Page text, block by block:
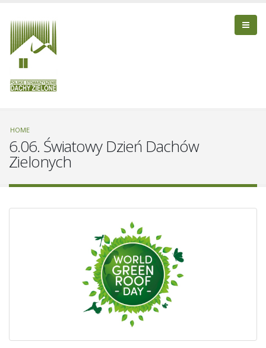
HOME
6.06. Światowy Dzień Dachów
Zielonych